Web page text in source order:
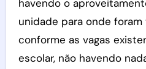
havendo o
unidade para onde
conforme as vagas
escolar, não havendo